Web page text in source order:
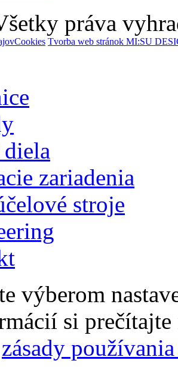
práva
Cookies Tvorba web stránok MI:SU
zariadenia
stroje
výberom
si prečítajte
zásady